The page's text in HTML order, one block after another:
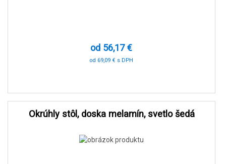
od 56,17 €
od 69,09 € s DPH
Okrúhly stôl, doska melamín, svetlo šedá